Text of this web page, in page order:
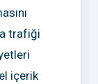
trafiği
içerik